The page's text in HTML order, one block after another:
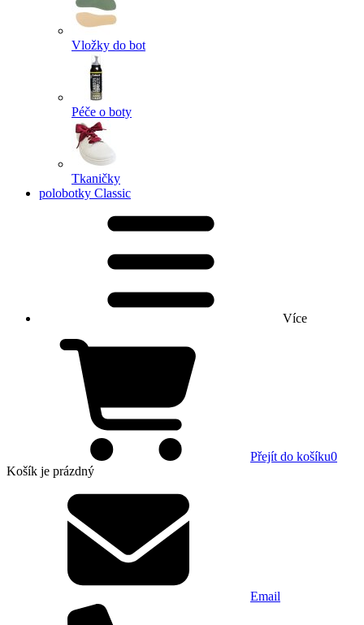
Vložky do bot
Péče o boty
Tkaničky
polobotky Classic
Více
Přejít do košíku0
Košík je prázdný
Email